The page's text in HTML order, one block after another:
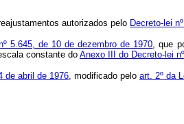
autorizados pelo Decreto-lei
5.645, de 10 de dezembro de 1970, que
constante doAnexo III do Decreto-lei
de abril de 1976, modificado pelo art. 2º da